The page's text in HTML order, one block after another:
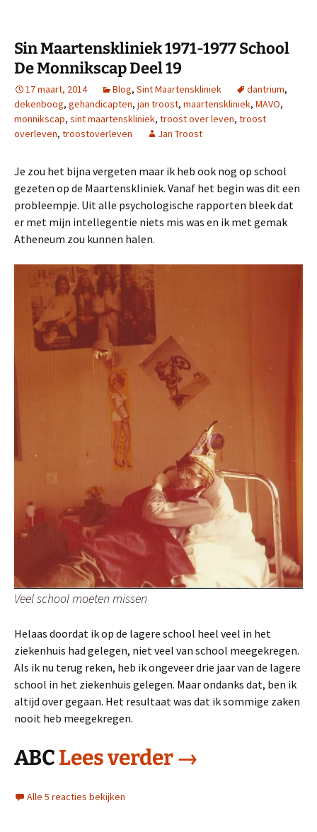
Sin Maartenskliniek 1971-1977 School
De Monnikscap Deel 19
17 maart, 2014 Blog, Sint Maartenskliniek dantrium,
dekenboog, gehandicapten, jan troost, maartenskliniek, MAVO,
monnikscap, sint maartenskliniek, troost over leven, troost
overleven, troostoverleven Jan Troost
Je zou het bijna vergeten maar ik heb ook nog op school
gezeten op de Maartenskliniek. Vanaf het begin was dit een
probleempje. Uit alle psychologische rapporten bleek dat
er met mijn intellegentie niets mis was en ik met gemak
Atheneum zou kunnen halen.
Veel school moeten missen
Helaas doordat ik op de lagere school heel veel in het
ziekenhuis had gelegen, niet veel van school meegekregen.
Als ik nu terug reken, heb ik ongeveer drie jaar van de lagere
school in het ziekenhuis gelegen. Maar ondanks dat, ben ik
altijd over gegaan. Het resultaat was dat ik sommige zaken
nooit heb meegekregen.
ABCLees verderSin
→
Alle 5 reacties bekijken